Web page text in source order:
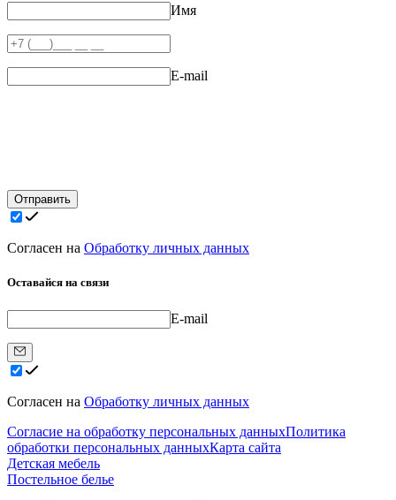
Имя
E-mail
Отправить
Согласен на Обработку личных данных
Оставайся на связи
E-mail
Согласен на Обработку личных данных
Согласие на обработку персональных данныхПолитика
обработки персональных данныхКарта сайта
Детская мебель
Постельное белье